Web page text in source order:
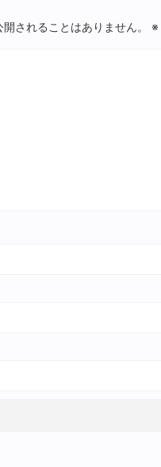
されることはありません。 ※